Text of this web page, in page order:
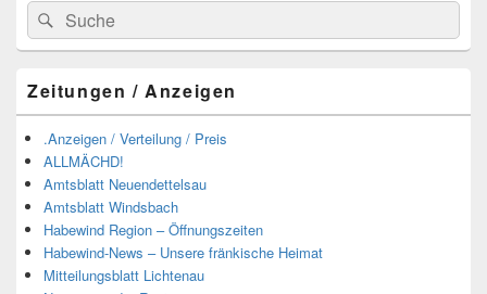
Suchen
nach:
Suchen
Zeitungen / Anzeigen
.Anzeigen / Verteilung / Preis
ALLMÄCHD!
Amtsblatt Neuendettelsau
Amtsblatt Windsbach
Habewind Region – Öffnungszeiten
Habewind-News – Unsere fränkische Heimat
Mitteilungsblatt Lichtenau